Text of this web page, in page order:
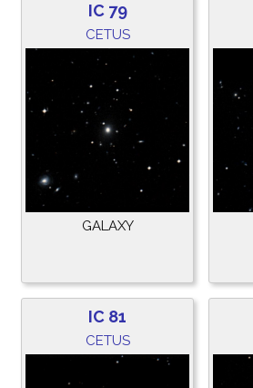
IC 79
CETUS
GALAXY
IC 81
CETUS